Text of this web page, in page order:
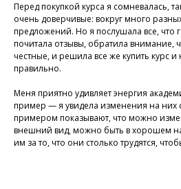
Перед покупкой курса я сомневалась,
очень доверчивые: вокруг много
предложений. Но я послушала все, что
почитала отзывы, обратила внимание,
честные, и решила все же купить курс и
правильно.
Меня приятно удивляет энергия
пример — я увидела изменения на них
примером показывают, что можно
внешний вид, можно быть в хорошем
им за то, что они столько трудятся,
Хотите
с нашим специалистом?
Напишите нам в службу заботы